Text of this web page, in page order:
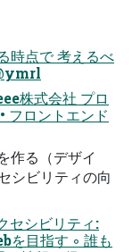
時点で 考えるべ
株式会社 プロ
フロントエンド
作る（デザイ
シビリティの向
セシビリティ:
を目指す ◦ 誰も